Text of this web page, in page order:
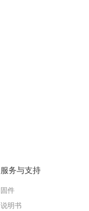
服务与支持
固件
说明书